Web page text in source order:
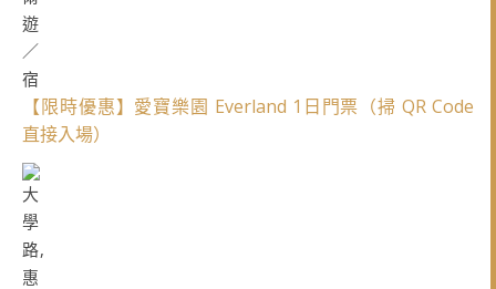
【限時優惠】愛寶樂園 Everland 1日門票（掃 QR Code
直接入場）